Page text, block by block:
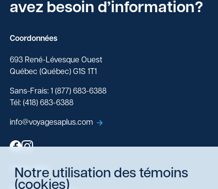
avez besoin d’information?
Coordonnées
693 René-Lévesque Ouest
Québec (Québec) G1S 1T1
Sans-Frais: 1 (877) 683-6388
Tél: (418) 683-6388
info@voyagesaplus.com
Liens utiles
Notre utilisation des témoins
(cookies)